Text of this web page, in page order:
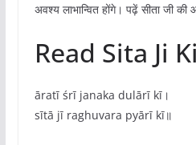
अवश्य लाभान्वित होंगे। पढ़ें सीता जी की
Read Sita Ji
āratī śrī janaka dulārī kī।
sītā jī raghuvara pyārī kī॥